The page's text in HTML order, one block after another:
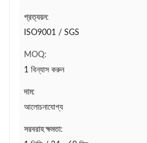
প্রত্যয়ন:
ISO9001 / SGS
MOQ:
1 বিন্যাস করুন
দাম:
আলোচনাযোগ্য
সরবরাহ ক্ষমতা: